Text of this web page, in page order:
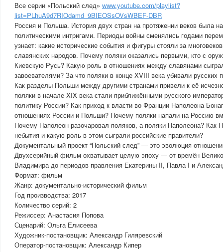
Все серии «Польский след» www.youtube.com/playlist?
list=PLhuA9d7RIOdamd_9BIEOSsOVsWBEF-DBR
Россия и Польша. История двух стран на протяжении веков была
политическими интригами. Периоды войны сменялись годами
узнает: какие исторические события и фигуры стояли за
славянских народов. Почему поляки оказались первыми, кто с
Киевскую Русь? Какую роль в отношениях между славянами
завоевателями? За что поляки в конце XVIII века убивали
Как разделы Польши между другими странами привели к её
поляки в начале XIX века стали приближёнными русского
политику России? Как приход к власти во Франции Наполеона
отношениях России и Польши? Почему поляки напали на Россию
Почему Наполеон разочаровал поляков, а поляки Наполеона? Как
небытия и какую роль в этом сыграли российские правители?
Документальный проект “Польский след” — это эволюция
Двухсерийный фильм охватывает целую эпоху — от времён
Владимира до периодов правления Екатерины II, Павла I и
Формат: фильм
Жанр: документально-исторический фильм
Год производства: 2017
Количество серий: 2
Режиссер: Анастасия Попова
Сценарий: Ольга Елисеева
Художник-постановщик: Александр Гиляревский
Оператор-постановщик: Александр Кипер